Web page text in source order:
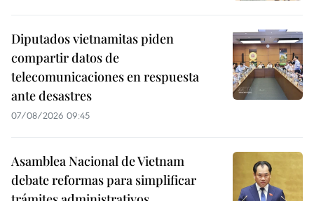
Diputados vietnamitas piden
compartir datos de
telecomunicaciones en respuesta
ante desastres
07/08/2026 09:45
Asamblea Nacional de Vietnam
debate reformas para simplificar